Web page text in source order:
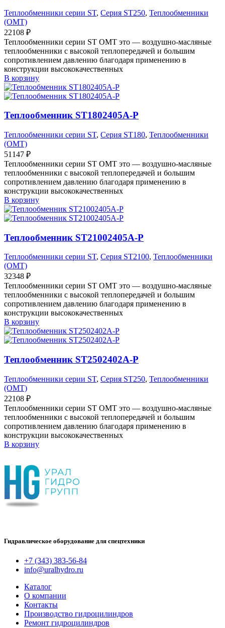
Теплообменники серии ST, Серия ST250, Теплообменники
(OMT)
22108 ₽
Теплообменники серии ST OMT это — воздушно-масляные
теплообменники с высокой теплопередачей и большим
сопротивлением давлению благодаря применению в
конструкции высококачественных
В корзину
Теплообменник ST1802405A-P
Теплообменники серии ST, Серия ST180, Теплообменники
(OMT)
51147 ₽
Теплообменники серии ST OMT это — воздушно-масляные
теплообменники с высокой теплопередачей и большим
сопротивлением давлению благодаря применению в
конструкции высококачественных
В корзину
Теплообменник ST21002405A-P
Теплообменники серии ST, Серия ST2100, Теплообменники
(OMT)
32348 ₽
Теплообменники серии ST OMT это — воздушно-масляные
теплообменники с высокой теплопередачей и большим
сопротивлением давлению благодаря применению в
конструкции высококачественных
В корзину
Теплообменник ST2502402A-P
Теплообменники серии ST, Серия ST250, Теплообменники
(OMT)
22108 ₽
Теплообменники серии ST OMT это — воздушно-масляные
теплообменники с высокой теплопередачей и большим
сопротивлением давлению благодаря применению в
конструкции высококачественных
В корзину
Гидравлическое оборудование для спецтехники
+7 (343) 383-56-84
info@uralhydro.ru
Каталог
О компании
Контакты
Производство гидроцилиндров
Ремонт гидроцилиндров